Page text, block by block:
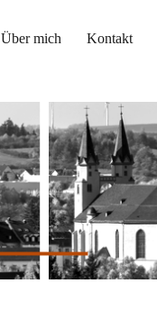
Über mich Kontakt